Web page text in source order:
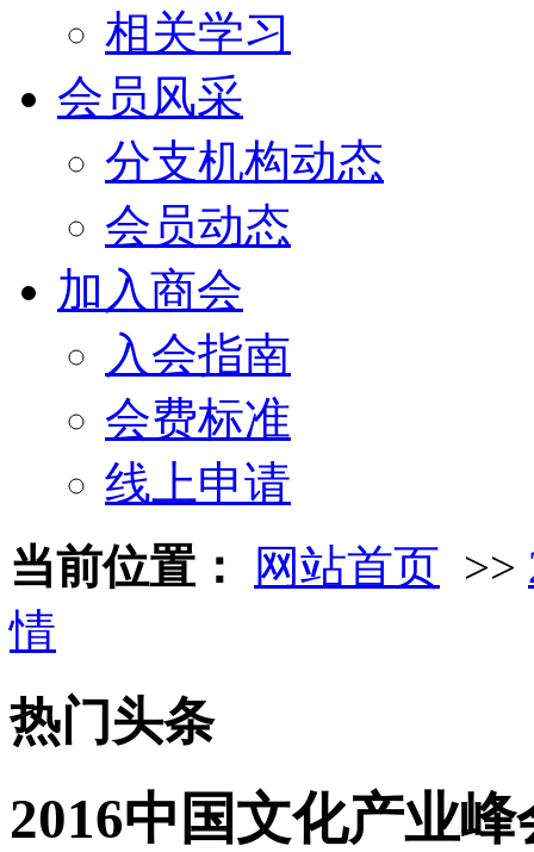
相关学习
会员风采
分支机构动态
会员动态
加入商会
入会指南
会费标准
线上申请
当前位置：
网站首页 >>
情
热门头条
2016中国文化产业